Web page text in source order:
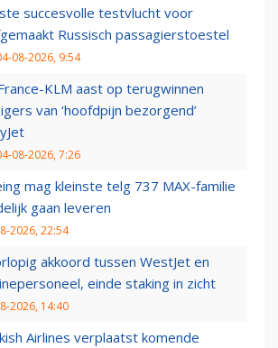
succesvolle testvlucht voor
Russisch passagierstoestel
08-2026, 9:54
KLM aast op terugwinnen
van ‘hoofdpijn bezorgend’
08-2026, 7:26
mag kleinste telg 737 MAX-familie
gaan leveren
2026, 22:54
akkoord tussen WestJet en
einde staking in zicht
2026, 14:40
Airlines verplaatst komende